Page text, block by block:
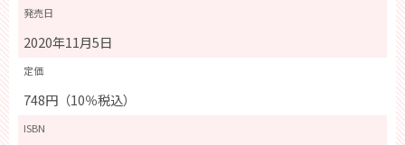
発売日
2020年11月5日
定価
748円（10％税込）
ISBN